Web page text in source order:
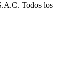
Todos los